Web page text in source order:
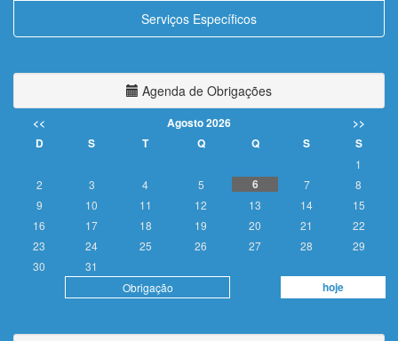
Serviços Específicos
Agenda de Obrigações
<< Agosto 2026
>>
D
S T Q Q S S
Obrigação hoje
1
2
3 4 5 6 7
8
9
10 11 12 13 14
15
16
17 18 19 20 21
22
23
24 25 26 27 28
29
30
31